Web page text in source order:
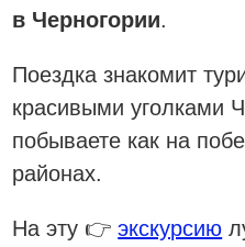
в Черногории.
Поездка знакомит
красивыми уголками
побываете как на
районах.
На эту 👉экскурсию